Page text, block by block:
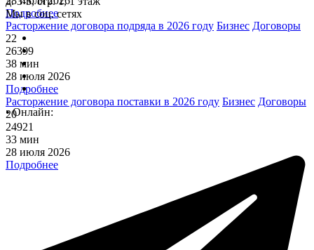
Подробнее
Расторжение договора подряда в 2026 году Бизнес Договоры
22
26399
38 мин
28 июля 2026
Подробнее
Расторжение договора поставки в 2026 году Бизнес Договоры
20
24921
33 мин
28 июля 2026
Подробнее
Мы в соц. сетях
•Онлайн: